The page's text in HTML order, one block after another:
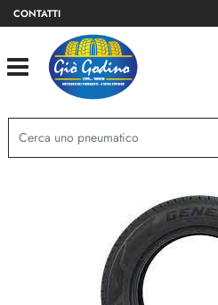
CONTATTI
Open